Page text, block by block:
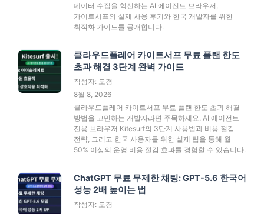
데이터 수집을 혁신하는 AI 에이전트 브라우저,
카이트서프의 실제 사용 후기와 한국 개발자를 위한
최적화 가이드를 공개합니다.
클라우드플레어 카이트서프 무료 플랜 한도
초과 해결 3단계 완벽 가이드
작성자: 도경
8월 8, 2026
클라우드플레어 카이트서프 무료 플랜 한도 초과 해결
방법을 고민하는 개발자라면 주목하세요. AI 에이전트
전용 브라우저 Kitesurf의 3단계 사용법과 비용 절감
전략, 그리고 한국 사용자를 위한 실제 팁을 통해 월
50% 이상의 운영 비용 절감 효과를 경험할 수 있습니다.
ChatGPT 무료 무제한 채팅: GPT-5.6 한국어
성능 2배 높이는 법
작성자: 도경